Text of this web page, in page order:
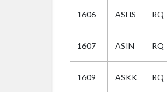
1606 ASHS RQ
1607 ASIN RQ
1609 ASKK RQ